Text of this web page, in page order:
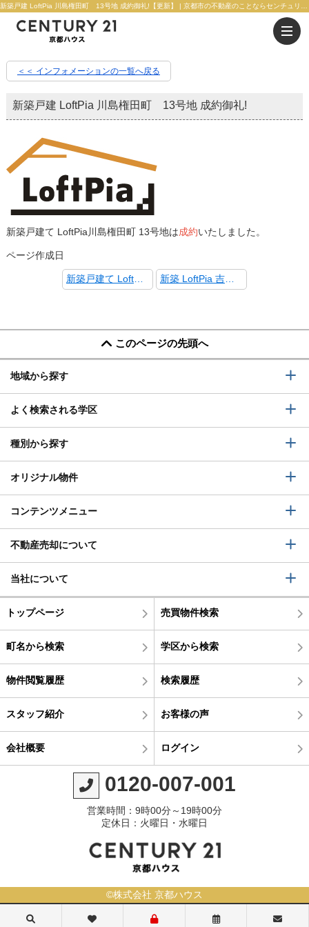
＜＜ インフォメーションの一覧へ戻る
新築戸建 LoftPia 川島権田町 13号地 成約御礼!
新築戸建て LoftPia川島権田町 13号地は成約いたしました。
ページ作成日
新築戸建て LoftPia 八条内田町 商談中!! 新築 LoftPia 吉祥院嶋樫山町 1号地 成約御礼!
このページの先頭へ
地域から探す
よく検索される学区
種別から探す
オリジナル物件
コンテンツメニュー
不動産売却について
当社について
トップページ 売買物件検索
町名から検索 学区から検索
物件閲覧履歴 検索履歴
スタッフ紹介 お客様の声
会社概要 ログイン
0120-007-001
営業時間：9時00分～19時00分
定休日：火曜日・水曜日
©株式会社 京都ハウス